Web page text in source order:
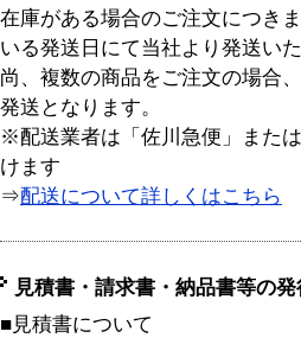
在庫がある場合のご注文につき
いる発送日にて当社より発送い
尚、複数の商品をご注文の場合
発送となります。
※配送業者は「佐川急便」また
けます
⇒配送について詳しくはこちら
見積書・請求書・納品書等の
■見積書について